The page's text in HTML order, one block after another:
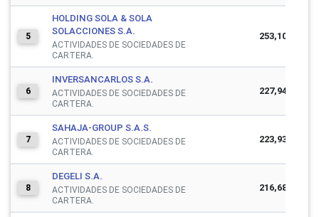
5
HOLDING SOLA & SOLA
SOLACCIONES S.A.
ACTIVIDADES DE SOCIEDADES DE
CARTERA.
253,105,747
6
INVERSANCARLOS S.A.
ACTIVIDADES DE SOCIEDADES DE
CARTERA.
227,946,635
7
SAHAJA-GROUP S.A.S.
ACTIVIDADES DE SOCIEDADES DE
CARTERA.
223,939,790
8
DEGELI S.A.
ACTIVIDADES DE SOCIEDADES DE
CARTERA.
216,681,382